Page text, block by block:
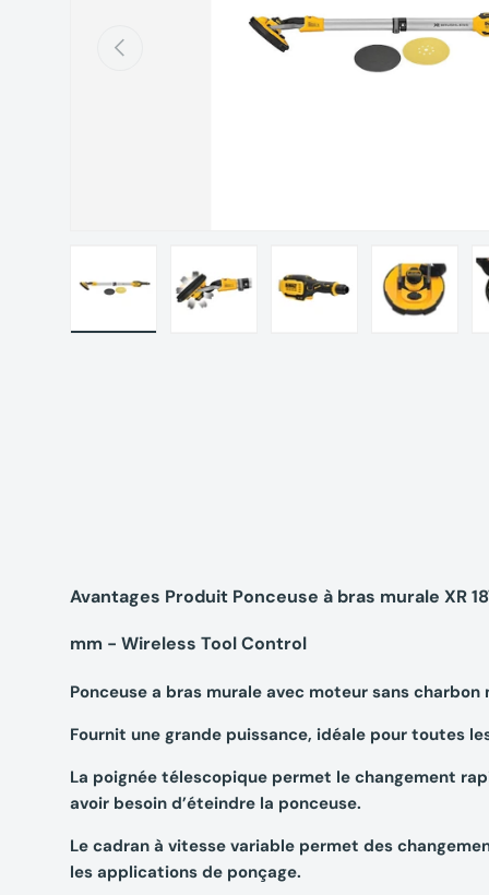
Précédent
Avantages Produit Ponceuse à bras murale XR
mm - Wireless Tool Control
Ponceuse a bras murale avec moteur sans
Fournit une grande puissance, idéale pour toutes
La poignée télescopique permet le changement
avoir besoin d’éteindre la ponceuse.
Le cadran à vitesse variable permet des
les applications de ponçage.